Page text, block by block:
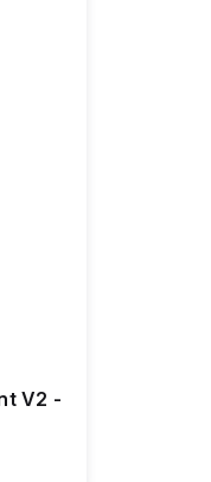
V2 -